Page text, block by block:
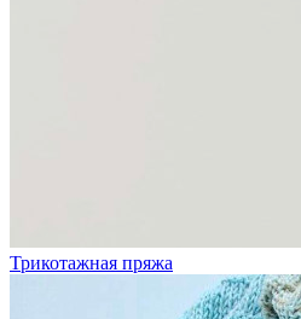
Трикотажная пряжа